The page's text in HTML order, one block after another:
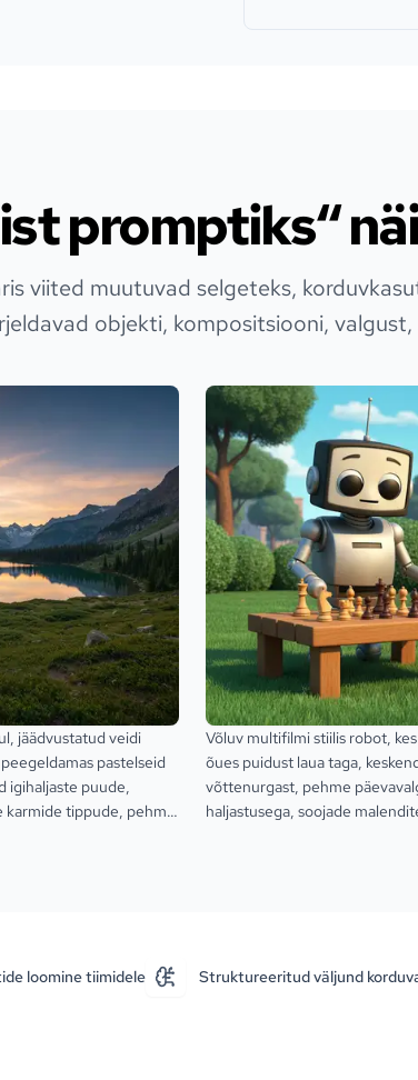
promptiks“
viited muutuvad selgeteks,
objekti, kompositsiooni, valgust,
jäädvustatud veidi
pastelseid
igihaljaste puude,
karmide tippude, pehme
Võluv multifilmi stiilis robot,
õues puidust laua taga,
võttenurgast, pehme
haljastusega, soojade
loomine tiimidele Struktureeritud väljund